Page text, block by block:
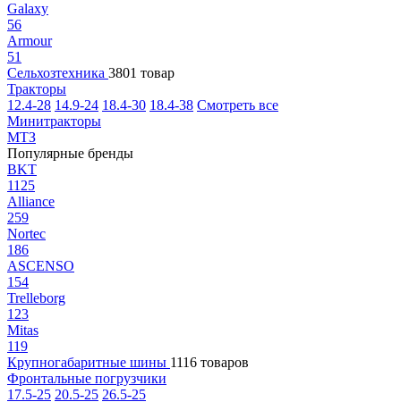
Galaxy
56
Armour
51
Сельхозтехника 3801 товар
Тракторы
12.4-28 14.9-24 18.4-30 18.4-38 Смотреть все
Минитракторы
МТЗ
Популярные бренды
BKT
1125
Alliance
259
Nortec
186
ASCENSO
154
Trelleborg
123
Mitas
119
Крупногабаритные шины 1116 товаров
Фронтальные погрузчики
17.5-25 20.5-25 26.5-25